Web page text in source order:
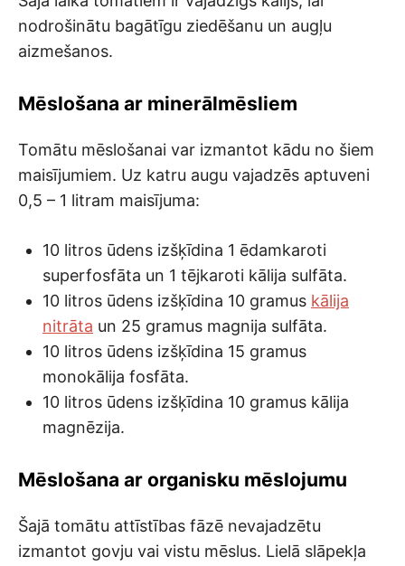
nodrošinātu bagātīgu ziedēšanu un augļu
aizmešanos.
Mēslošana ar minerālmēsliem
Tomātu mēslošanai var izmantot kādu no šiem
maisījumiem. Uz katru augu vajadzēs aptuveni
0,5 – 1 litram maisījuma:
10 litros ūdens izšķīdina 1 ēdamkaroti
superfosfāta un 1 tējkaroti kālija sulfāta.
10 litros ūdens izšķīdina 10 gramus kālija
nitrāta un 25 gramus magnija sulfāta.
10 litros ūdens izšķīdina 15 gramus
monokālija fosfāta.
10 litros ūdens izšķīdina 10 gramus kālija
magnēzija.
Mēslošana ar organisku mēslojumu
Šajā tomātu attīstības fāzē nevajadzētu
izmantot govju vai vistu mēslus. Lielā slāpekļa